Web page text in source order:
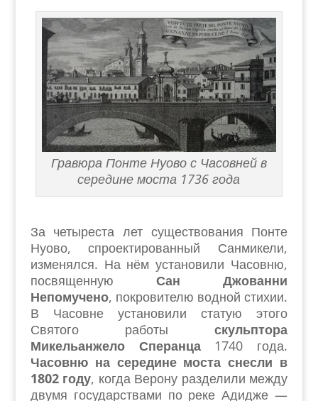
Гравюра Понте Нуово с Часовней в
середине моста 1736 года
За четыреста лет существования Понте
Нуово, спроектированный Санмикели,
изменялся. На нём установили Часовню,
посвященную Сан Джованни
Непомучено, покровителю водной стихии.
В Часовне установили статую этого
Святого работы скульптора
Микельанжело Сперанца1740 года.
Часовню на середине моста снесли в
1802 году, когда Верону разделили между
двумя государствами по реке Адидже —